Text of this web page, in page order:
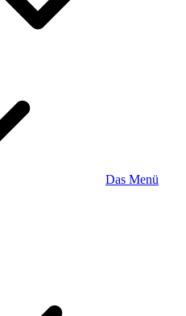
Das Menü